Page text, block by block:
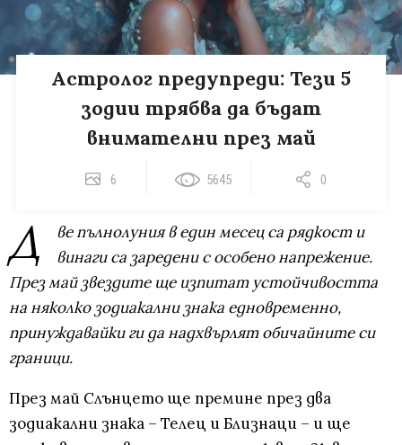
Астролог предупреди: Тези 5
зодии трябва да бъдат
внимателни през май
6 5645 0
Д
ве пълнолуния в един месец са рядкост и
винаги са заредени с особено напрежение.
През май звездите ще изпитат устойчивостта
на няколко зодиакални знака едновременно,
принуждавайки ги да надхвърлят обичайните си
граници.
През май Слънцето ще премине през два
зодиакални знака – Телец и Близнаци – и ще